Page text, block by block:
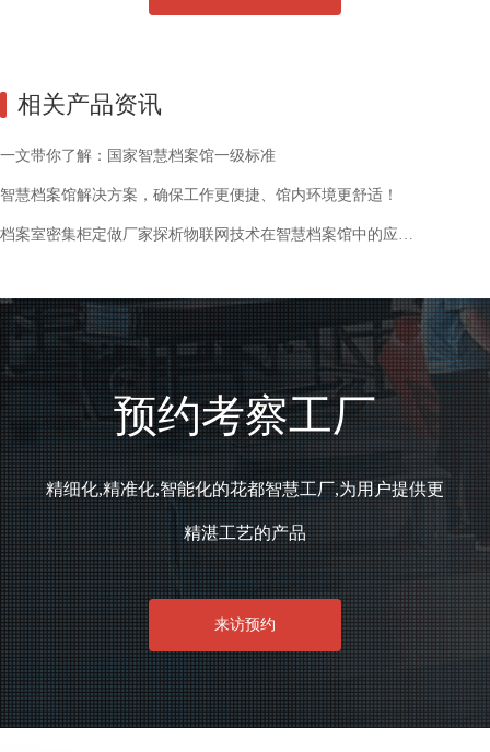
相关产品资讯
一文带你了解：国家智慧档案馆一级标准
智慧档案馆解决方案，确保工作更便捷、馆内环境更舒适！
预约考察工厂
精细化,精准化,智能化的花都智慧工厂,为用户提供更
精湛工艺的产品
来访预约